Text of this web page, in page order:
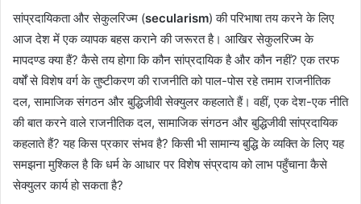
सांप्रदायिकता और सेकुलरिज्म (secularism) की परिभाषा तय करने के लिए
आज देश में एक व्यापक बहस कराने की जरूरत है। आखिर सेकुलरिज्म के
मापदण्ड क्या हैं? कैसे तय होगा कि कौन सांप्रदायिक है और कौन नहीं? एक तरफ
वर्षों से विशेष वर्ग के तुष्टीकरण की राजनीति को पाल-पोस रहे तमाम राजनीतिक
दल, सामाजिक संगठन और बुद्धिजीवी सेक्युलर कहलाते हैं। वहीं, एक देश-एक नीति
की बात करने वाले राजनीतिक दल, सामाजिक संगठन और बुद्धिजीवी सांप्रदायिक
कहलाते हैं? यह किस प्रकार संभव है? किसी भी सामान्य बुद्धि के व्यक्ति के लिए यह
समझना मुश्किल है कि धर्म के आधार पर विशेष संप्रदाय को लाभ पहुँचाना कैसे
सेक्युलर कार्य हो सकता है?